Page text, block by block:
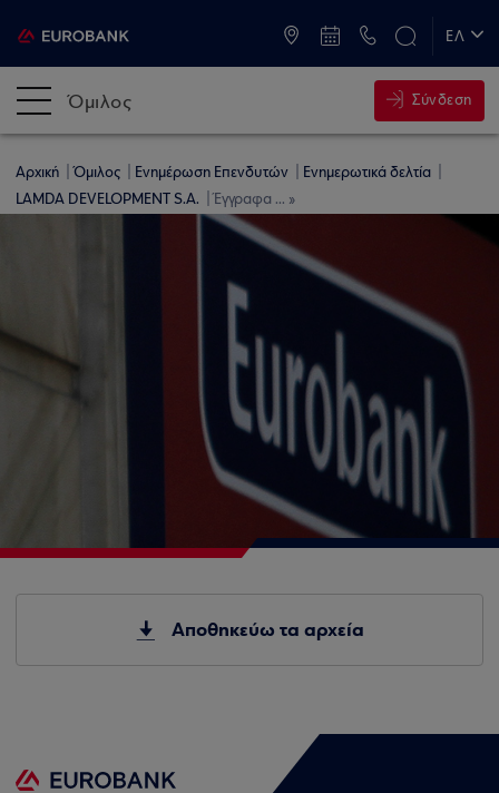
ΕΛ
Όμιλος Σύνδεση
Αρχική Όμιλος Ενημέρωση Επενδυτών
Ενημερωτικά δελτία
LAMDA DEVELOPMENT S.A.
Έγγραφα ... »
Αποθηκεύω τα αρχεία